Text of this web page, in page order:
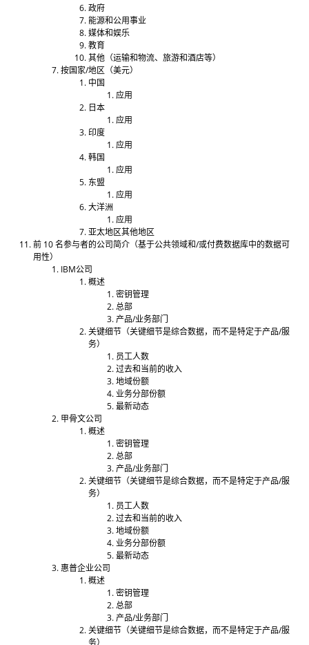
政府
能源和公用事业
媒体和娱乐
教育
其他（运输和物流、旅游和酒店等）
按国家/地区（美元）
中国
应用
日本
应用
印度
应用
韩国
应用
东盟
应用
大洋洲
应用
亚太地区其他地区
前 10 名参与者的公司简介（基于公共领域和/或付费数据库中的数据可
用性）
IBM公司
概述
密钥管理
总部
产品/业务部门
关键细节（关键细节是综合数据，而不是特定于产品/服
务）
员工人数
过去和当前的收入
地域份额
业务分部份额
最新动态
甲骨文公司
概述
密钥管理
总部
产品/业务部门
关键细节（关键细节是综合数据，而不是特定于产品/服
务）
员工人数
过去和当前的收入
地域份额
业务分部份额
最新动态
惠普企业公司
概述
密钥管理
总部
产品/业务部门
关键细节（关键细节是综合数据，而不是特定于产品/服
务）